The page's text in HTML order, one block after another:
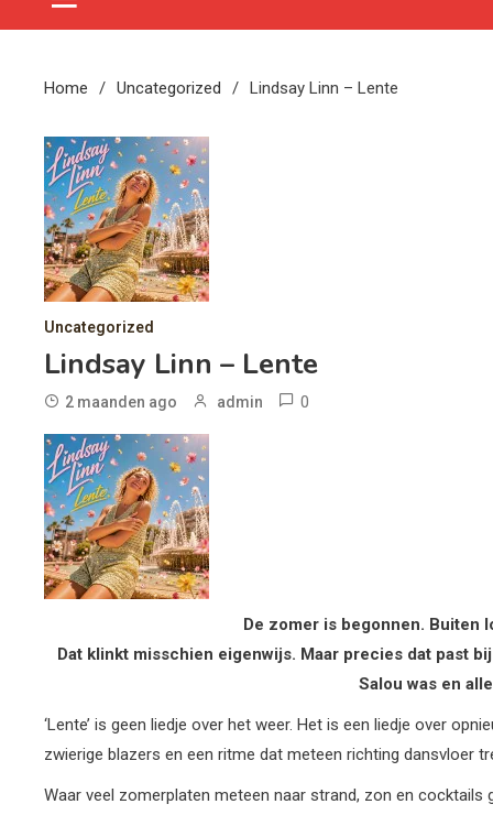
Home Uncategorized Lindsay Linn – Lente
Uncategorized
Lindsay Linn – Lente
2 maanden ago admin 0
De zomer is begonnen. Buiten
Dat klinkt misschien eigenwijs. Maar precies dat past
Salou was en
‘Lente’ is geen liedje over het weer. Het is een liedje over
zwierige blazers en een ritme dat meteen richting dansvloer
Waar veel zomerplaten meteen naar strand, zon en